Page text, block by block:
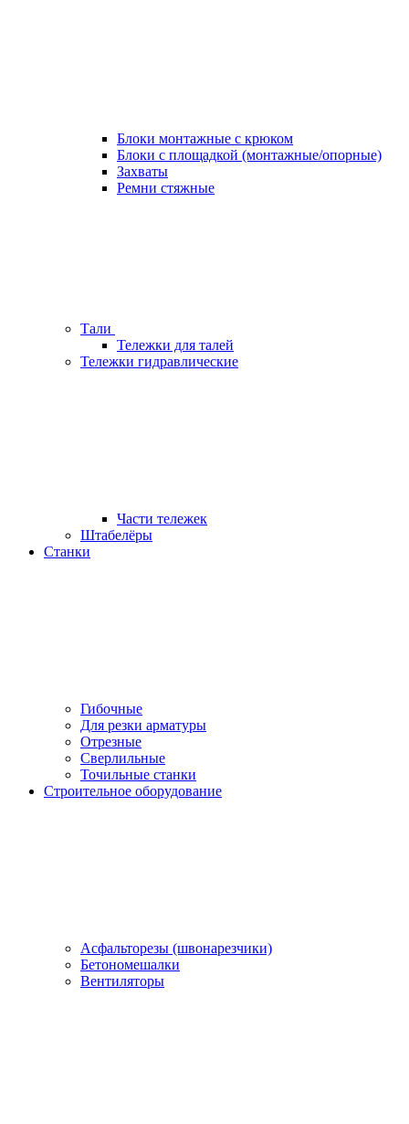
Блоки монтажные с крюком
Блоки с площадкой (монтажные/опорные)
Захваты
Ремни стяжные
Тали
Тележки для талей
Тележки гидравлические
Части тележек
Штабелёры
Станки
Гибочные
Для резки арматуры
Отрезные
Сверлильные
Точильные станки
Строительное оборудование
Асфальторезы (швонарезчики)
Бетономешалки
Вентиляторы